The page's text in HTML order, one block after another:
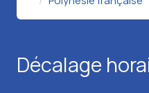
Décalage